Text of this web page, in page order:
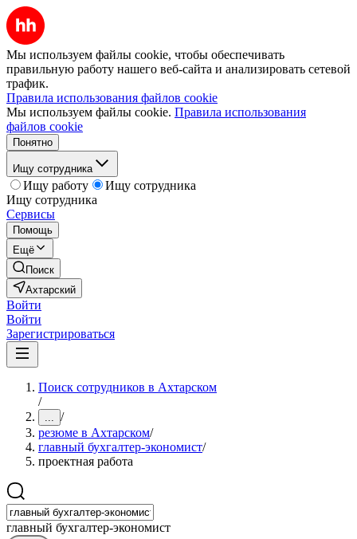
Мы используем файлы cookie, чтобы обеспечивать
правильную работу нашего веб-сайта и анализировать сетевой
трафик.
Правила использования файлов cookie
Мы используем файлы cookie. Правила использования
файлов cookie
Понятно
Ищу сотрудника
Ищу работу
Ищу сотрудника
Ищу сотрудника
Сервисы
Помощь
Ещё
Поиск
Ахтарский
Войти
Войти
Зарегистрироваться
Поиск сотрудников в Ахтарском
/
... /
резюме в Ахтарском/
главный бухгалтер-экономист/
проектная работа
главный бухгалтер-экономист